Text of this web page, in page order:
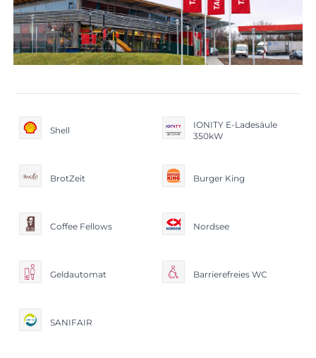
Shell
IONITY E-Ladesäule
350kW
BrotZeit Burger King
Coffee Fellows Nordsee
Geldautomat Barrierefreies WC
SANIFAIR